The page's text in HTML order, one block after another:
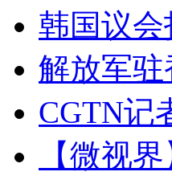
韩国议
解放军
CGTN记
【微视